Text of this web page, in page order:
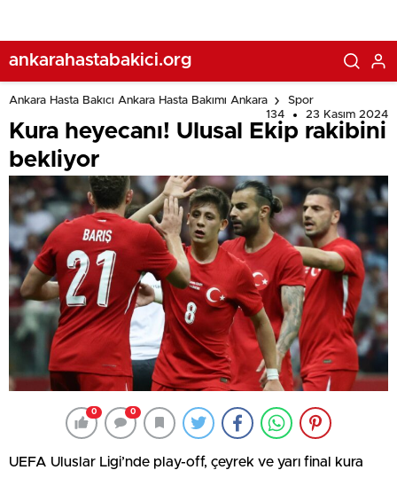
ankarahastabakici.org
Ankara Hasta Bakıcı Ankara Hasta Bakımı Ankara
Spor
134
23 Kasım 2024
Kura heyecanı! Ulusal Ekip rakibini
bekliyor
0 0
UEFA Uluslar Ligi’nde play-off, çeyrek ve yarı final kura